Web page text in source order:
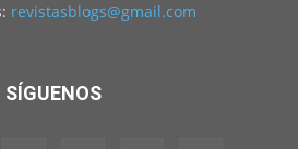
revistasblogs@gmail.com
SÍGUENOS